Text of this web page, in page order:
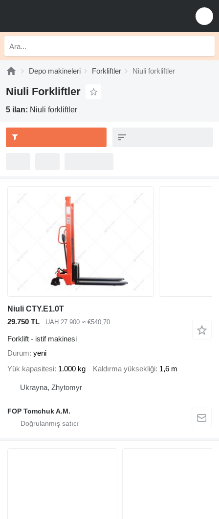
Depo makineleri Forkliftler Niuli forkliftler
Niuli Forkliftler
5 ilan: Niuli forkliftler
Niuli CTY.E1.0T
29.750 TL
UAH 27.900 ≈ €540,70
Forklift - istif makinesi
Durum yeni
Yük kapasitesi 1.000 kg Kaldırma yüksekliği 1,6 m
Ukrayna, Zhytomyr
FOP Tomchuk A.M.